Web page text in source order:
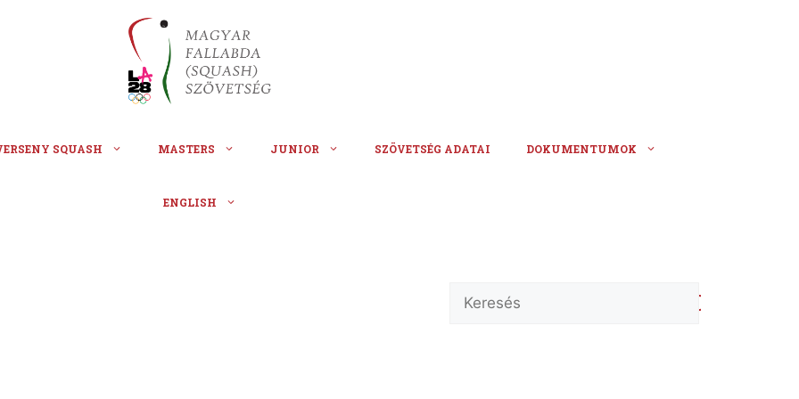
SQUASH MASTERS JUNIOR SZÖVETSÉG ADATAI DOKUMENTUMOK
ENGLISH